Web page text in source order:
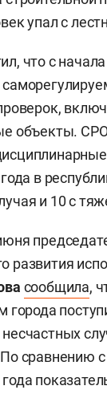
упал с
что с начала
объекты.
в
и 10 с
развития
сообщила,
города
сравнению